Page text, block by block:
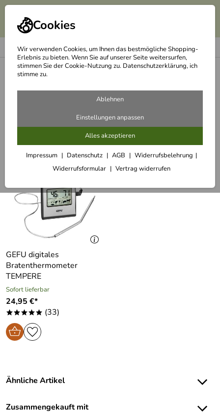
Cookies
Wir verwenden Cookies, um Ihnen das bestmögliche Shopping-
Erlebnis zu bieten. Wenn Sie auf unserer Seite weitersurfen,
stimmen Sie der Cookie-Nutzung zu. Datenschutzerklärung, ich
stimme zu.
Ablehnen
Einstellungen anpassen
Alles akzeptieren
Impressum Datenschutz AGB
Widerrufsbelehrung
Widerrufsformular
Vertrag widerrufen
AMT Schmortopf aus Aluguss für Induktion
Empfehlungen für Sie zu AMT
Schmortopf aus Aluguss für
Induktion
Zubehör
GEFU digitales
Bratenthermometer
TEMPERE
Sofort lieferbar
24,95 €*
***** (33)
Ähnliche Artikel
Zusammengekauft mit